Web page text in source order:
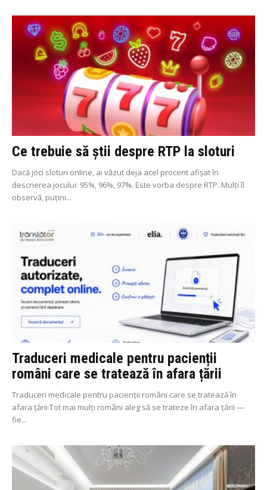
Ce trebuie să știi despre RTP la sloturi
Dacă joci sloturi online, ai văzut deja acel procent afișat în
descrierea jocului: 95%, 96%, 97%. Este vorba despre RTP. Mulți îl
observă, puțini...
Traduceri medicale pentru pacienții
români care se tratează în afara țării
Traduceri medicale pentru pacienții români care se tratează în
afara țării Tot mai mulți români aleg să se trateze în afara țării —
fie...